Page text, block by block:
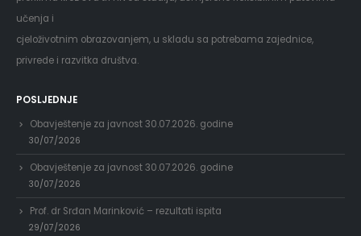
učenja i
cjeloživotnim obrazovanjem, u skladu sa potrebama zajednice,
privrede i razvitka društva.
POSLJEDNJE
Obavještenje za javnost 30.07.2026. godine
30/07/2026
Obavještenje za javnost 30.07.2026. godine
30/07/2026
Prof. dr Srđan Marinković – rezultati ispita
29/07/2026